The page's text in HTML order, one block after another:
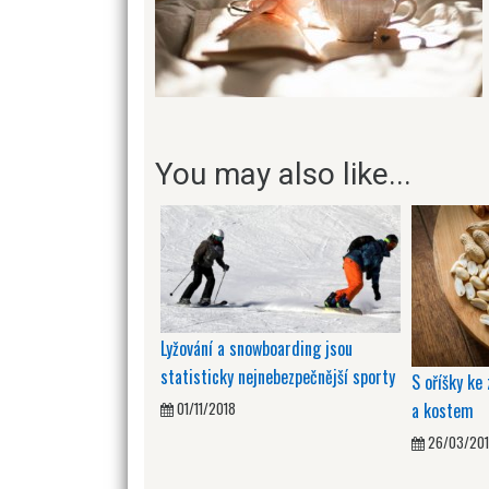
You may also like...
Lyžování a snowboarding jsou
statisticky nejnebezpečnější sporty
01/11/2018
S oříšky
a kostem
26/03/